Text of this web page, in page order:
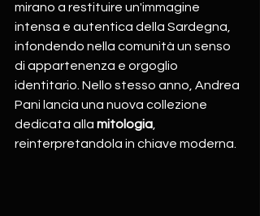
mirano a restituire un'immagine
intensa e autentica della Sardegna,
infondendo nella comunità un senso
di appartenenza e orgoglio
identitario. Nello stesso anno, Andrea
Pani lancia una nuova collezione
dedicata alla mitologia,
reinterpretandola in chiave moderna.